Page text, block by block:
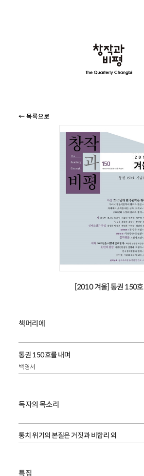
← 목록으로
[2010 겨울] 통권 150호
책머리에
통권 150호를 내며
백영서
독자의 목소리
통치 위기의 본질은 거짓과 비합리 외
특집